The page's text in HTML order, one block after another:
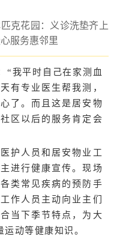
“我平时自己在家测血
有专业医生帮我测，
了。而且这是居安物
区以后的服务肯定会
护人员和居安物业工
进行健康宣传。现场
类常见疾病的预防手
作人员主动向业主们
当下季节特点，为大
动等健康知识。